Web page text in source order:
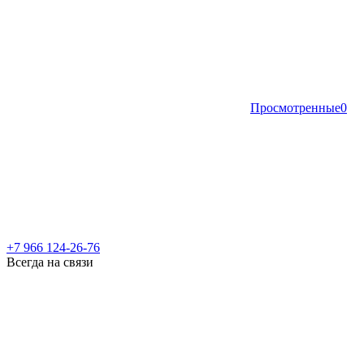
Просмотренные0
+7 966 124-26-76
Всегда на связи